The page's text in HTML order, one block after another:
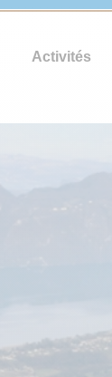
Activités